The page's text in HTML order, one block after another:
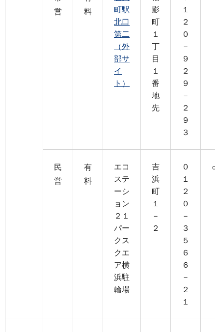
営
料
町駅
北口
第二
（外
部サ
イ
ト）
影
町
１
丁
目
１
番
地
先
１
２
０
－
９
２
９
－
２
９
３
民
営
有
料
エコ
ステ
ーシ
ョン
２１
パー
クス
クエ
ア横
浜駐
輪場
吉
浜
町
１
－
２
０
１
２
０
－
３
５
６
６
－
２
１
○